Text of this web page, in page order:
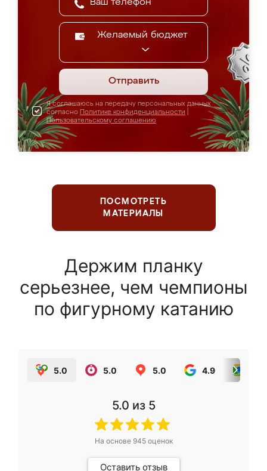
Желаемый бюджет
Отправить
Я соглашаюсь на передачу персональных данных
согласно Политике конфиденциальности
Пользовательскому соглашению
ПОСМОТРЕТЬ
МАТЕРИАЛЫ
Держим планку
серьезнее, чем чемпионы
по фигурному катанию
5.0 5.0 5.0 4.9
5.0 из 5
На основе 945оценок
Оставить отзыв